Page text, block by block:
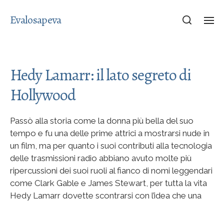
Evalosapeva
Hedy Lamarr: il lato segreto di
Hollywood
Passò alla storia come la donna più bella del suo
tempo e fu una delle prime attrici a mostrarsi nude in
un film, ma per quanto i suoi contributi alla tecnologia
delle trasmissioni radio abbiano avuto molte più
ripercussioni dei suoi ruoli al fianco di nomi leggendari
come Clark Gable e James Stewart, per tutta la vita
Hedy Lamarr dovette scontrarsi con l’idea che una